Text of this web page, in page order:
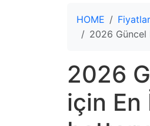
HOME
2026 Güncel
2026
için